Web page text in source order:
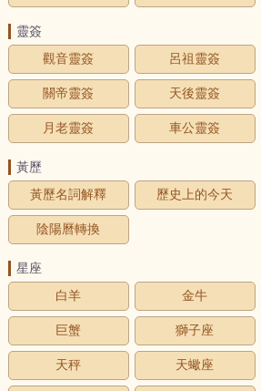
靈簽
觀音靈簽
呂祖靈簽
關帝靈簽 天後靈簽
月老靈簽 車公靈簽
黃歷
黃歷名詞解釋
歷史上的今天
陰陽曆轉換
星座
白羊
金牛
巨蟹 獅子座
天秤 天蠍座